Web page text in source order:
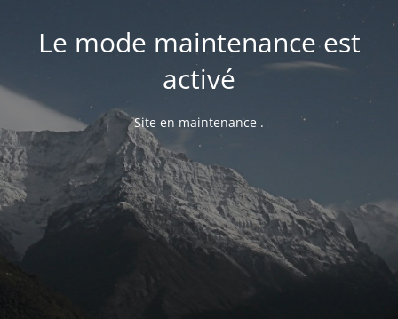
Le mode maintenance est
activé
Site en maintenance .